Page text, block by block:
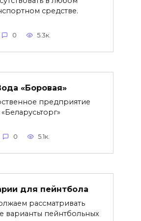
средстве.
0 5.3к.
«Боровая»
предприятие
«Беларусьторг»
0 5.1к.
для пейнтбола
рассматривать
варианты пейнтбольных